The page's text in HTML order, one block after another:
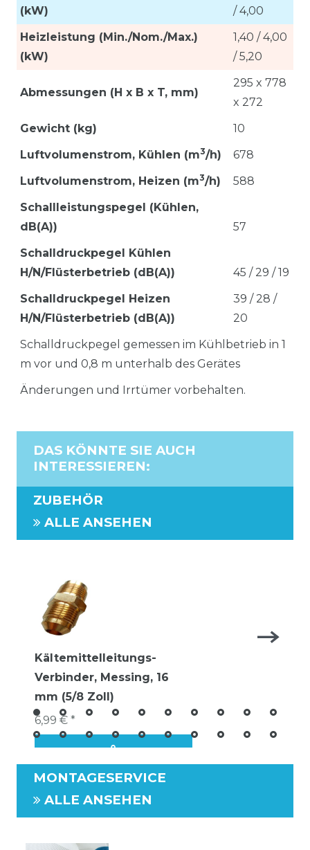
(kW)
/ 4,00
Heizleistung (Min./Nom./Max.)
(kW)
1,40 / 4,00
/ 5,20
Abmessungen (H x B x T, mm)
295 x 778
x 272
Gewicht (kg)
10
Luftvolumenstrom, Kü hlen (m3/h)
678
Luftvolumenstrom, Heizen (m3/h)
588
Schallleistungspegel (Kühlen,
dB(A))
57
Schalldruckpegel Kühlen
H/N/Flüsterbetrieb (dB(A))
45 / 29 / 19
Schalldruckpegel Heizen
H/N/Flüsterbetrieb (dB(A))
39 / 28 /
20
Schalldruckpegel gemessen im Kühlbetrieb in 1
m vor und 0,8 m unterhalb des Gerätes
Änderungen und Irrtümer vorbehalten.
DAS KÖNNTE SIE AUCH
INTERESSIEREN:
ZUBEHÖR
ALLE ANSEHEN
Kältemittelleitungs-
Verbinder, Messing, 16
mm (5/8 Zoll)
6,99 € *
MONTAGESERVICE
ALLE ANSEHEN